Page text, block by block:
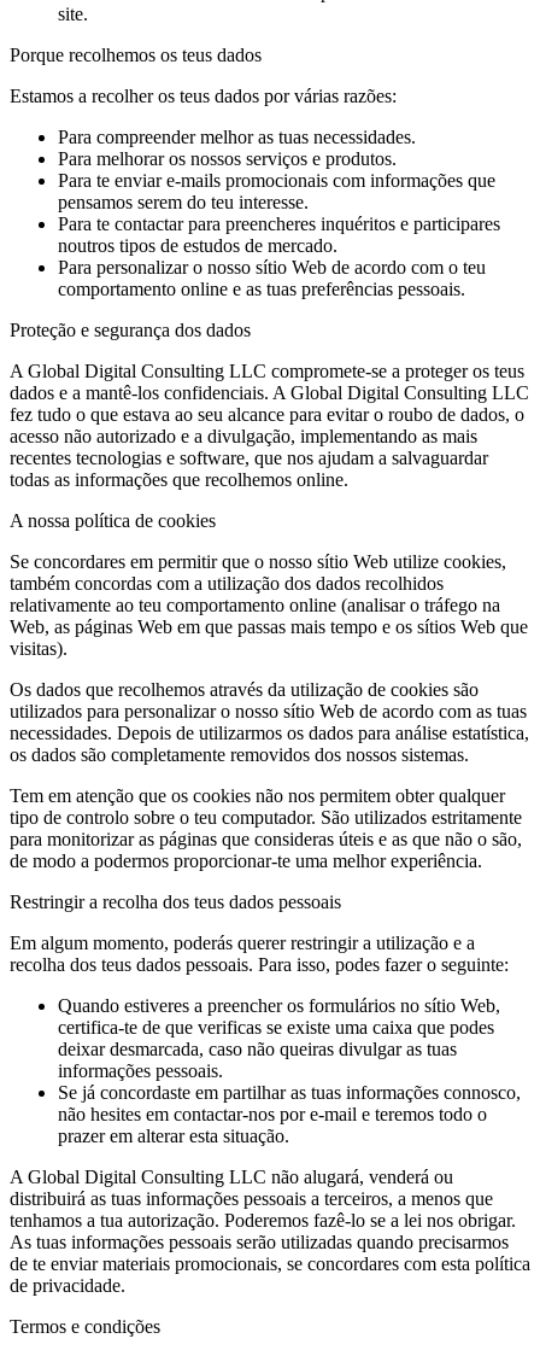
site.
Porque recolhemos os teus dados
Estamos a recolher os teus dados por várias razões:
Para compreender melhor as tuas necessidades.
Para melhorar os nossos serviços e produtos.
Para te enviar e-mails promocionais com informações que
pensamos serem do teu interesse.
Para te contactar para preencheres inquéritos e participares
noutros tipos de estudos de mercado.
Para personalizar o nosso sítio Web de acordo com o teu
comportamento online e as tuas preferências pessoais.
Proteção e segurança dos dados
A Global Digital Consulting LLC compromete-se a proteger os teus
dados e a mantê-los confidenciais. A Global Digital Consulting LLC
fez tudo o que estava ao seu alcance para evitar o roubo de dados, o
acesso não autorizado e a divulgação, implementando as mais
recentes tecnologias e software, que nos ajudam a salvaguardar
todas as informações que recolhemos online.
A nossa política de cookies
Se concordares em permitir que o nosso sítio Web utilize cookies,
também concordas com a utilização dos dados recolhidos
relativamente ao teu comportamento online (analisar o tráfego na
Web, as páginas Web em que passas mais tempo e os sítios Web que
visitas).
Os dados que recolhemos através da utilização de cookies são
utilizados para personalizar o nosso sítio Web de acordo com as tuas
necessidades. Depois de utilizarmos os dados para análise estatística,
os dados são completamente removidos dos nossos sistemas.
Tem em atenção que os cookies não nos permitem obter qualquer
tipo de controlo sobre o teu computador. São utilizados estritamente
para monitorizar as páginas que consideras úteis e as que não o são,
de modo a podermos proporcionar-te uma melhor experiência.
Restringir a recolha dos teus dados pessoais
Em algum momento, poderás querer restringir a utilização e a
recolha dos teus dados pessoais. Para isso, podes fazer o seguinte:
Quando estiveres a preencher os formulários no sítio Web,
certifica-te de que verificas se existe uma caixa que podes
deixar desmarcada, caso não queiras divulgar as tuas
informações pessoais.
Se já concordaste em partilhar as tuas informações connosco,
não hesites em contactar-nos por e-mail e teremos todo o
prazer em alterar esta situação.
A Global Digital Consulting LLC não alugará, venderá ou
distribuirá as tuas informações pessoais a terceiros, a menos que
tenhamos a tua autorização. Poderemos fazê-lo se a lei nos obrigar.
As tuas informações pessoais serão utilizadas quando precisarmos
de te enviar materiais promocionais, se concordares com esta política
de privacidade.
Termos e condições